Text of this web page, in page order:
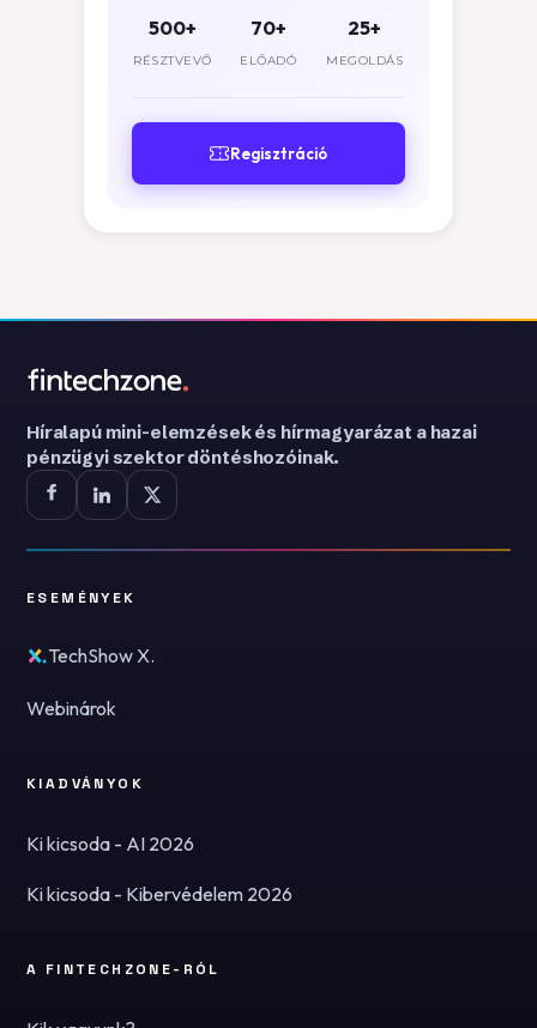
500+
RÉSZTVEVŐ
70+
ELŐADÓ
25+
MEGOLDÁS
Regisztráció
Híralapú mini-elemzések és hírmagyarázat a hazai
pénzügyi szektor döntéshozóinak.
ESEMÉNYEK
TechShow X.
Webinárok
KIADVÁNYOK
Ki kicsoda - AI 2026
Ki kicsoda - Kibervédelem 2026
A FINTECHZONE-RÓL